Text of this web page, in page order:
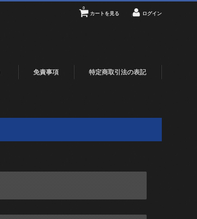
カートを見る
0
ログイン
免責事項 特定商取引法の表記